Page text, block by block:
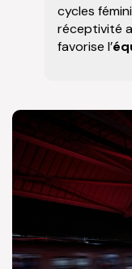
cycles
réceptivité
favorise l’